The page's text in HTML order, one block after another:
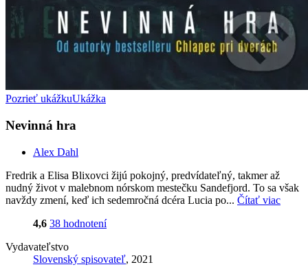
Pozrieť ukážkuUkážka
Nevinná hra
Alex Dahl
Fredrik a Elisa Blixovci žijú pokojný, predvídateľný, takmer až
nudný život v malebnom nórskom mestečku Sandefjord. To sa však
navždy zmení, keď ich sedemročná dcéra Lucia po... Čítať viac
4,6 38 hodnotení
Vydavateľstvo
Slovenský spisovateľ, 2021